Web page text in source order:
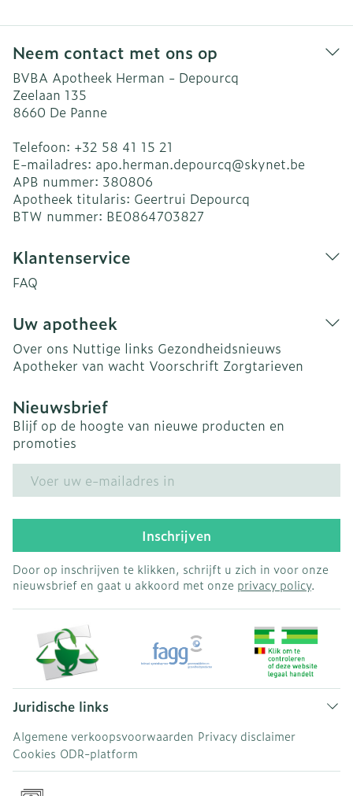
Neem contact met ons op
BVBA Apotheek Herman - Depourcq
Zeelaan 135
8660 De Panne
Telefoon: +32 58 41 15 21
E-mailadres: apo.herman.depourcq@skynet.be
APB nummer: 380806
Apotheek titularis: Geertrui Depourcq
BTW nummer: BE0864703827
Klantenservice
FAQ
Uw apotheek
Over ons Nuttige links Gezondheidsnieuws
Apotheker van wacht Voorschrift Zorgtarieven
Nieuwsbrief
Blijf op de hoogte van nieuwe producten en
promoties
Inschrijven
Door op inschrijven te klikken, schrijft u zich in voor onze
nieuwsbrief en gaat u akkoord met onze privacy policy.
Juridische links
Algemene verkoopsvoorwaarden Privacy disclaimer
Cookies ODR-platform